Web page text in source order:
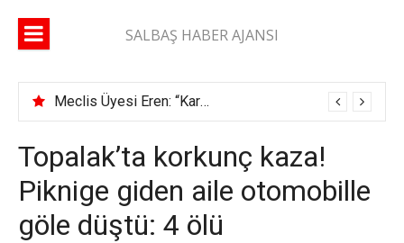
SALBAŞ HABER AJANSI
Meclis Üyesi Eren: “Karaisalı yolunda 2 ay geçti, şerit çizgisi bile çekilmedi”
Topalak’ta korkunç kaza!
Piknige giden aile otomobille
göle düştü: 4 ölü